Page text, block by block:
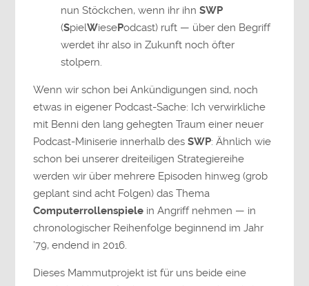
nun Stöckchen, wenn ihr ihnSWP
(SpielWiesePodcast) ruft — über den Begriff
werdet ihr also in Zukunft noch öfter
stolpern.
Wenn wir schon bei Ankündigungen sind, noch
etwas in eigener Podcast-Sache: Ich verwirkliche
mit Benni den lang gehegten Traum einer neuer
Podcast-Miniserie innerhalb desSWP: Ähnlich wie
schon bei unserer dreiteiligen Strategiereihe
werden wir über mehrere Episoden hinweg (grob
geplant sind acht Folgen) das Thema
Computerrollenspiele in Angriff nehmen — in
chronologischer Reihenfolge beginnend im Jahr
’79, endend in 2016.
Dieses Mammutprojekt ist für uns beide eine